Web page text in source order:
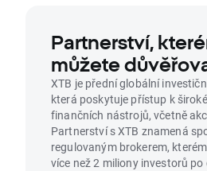
Partnerství,
můžete
XTB je přední globální
která poskytuje přístup k
finančních nástrojů, včetně
Partnerství s XTB znamená
regulovaným brokerem,
více než 2 miliony investorů po